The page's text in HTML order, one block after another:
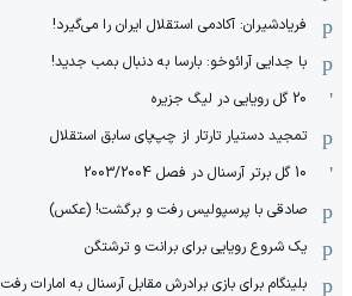
فریادشیران: آکادمی استقلال ایران را می‌گیرد!
با جدایی آرائوخو: بارسا به دنبال بمب جدید!
20 گل رویایی در لیگ جزیره
تمجید دستیار تارتار از چپ‌پای سابق استقلال
10 گل برتر آرسنال در فصل 2003/2004
صادقی با پرسپولیس رفت و برگشت! (عکس)
یک شروع رویایی برای برانت و ترشتگن
بلینگام برای بازی برادرش مقابل آرسنال به امارات رفت